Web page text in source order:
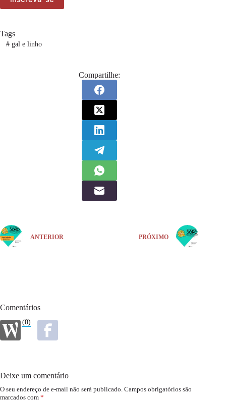
Tags
#gal e linho
Compartilhe:
ANTERIOR PRÓXIMO
Comentários
(0)
Deixe um comentário
O seu endereço de e-mail não será publicado. Campos obrigatórios são
marcados com *